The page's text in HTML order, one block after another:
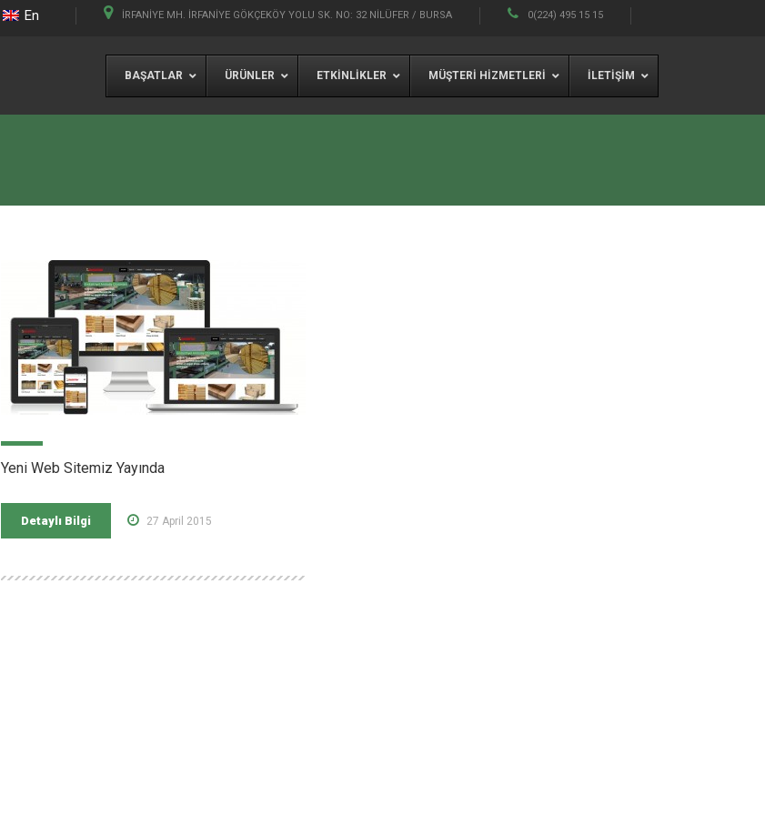
İRFANIYE MH. İRFANIYE GÖKÇEKÖY YOLU SK. NO: 32 NILÜFER / BURSA 0(224) 495 15 15
En
BAŞATLAR ÜRÜNLER ETKINLIKLER MÜŞTERI HIZMETLERI İLETIŞIM
Yeni Web Sitemiz Yayında
Detaylı Bilgi 27 April 2015